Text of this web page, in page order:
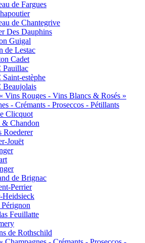
de Fargues
de Chantegrive
Des Dauphins
Guigal
de Lestac
Cadet
Pauillac
estèphe
Beaujolais
Vins Rouges - Vins Blancs & Rosés »
- Crémants - Proseccos - Pétillants
Clicquot
& Chandon
Roederer
Jouët
de Brignac
Perrier
Heidsieck
Feuillatte
de Rothschild